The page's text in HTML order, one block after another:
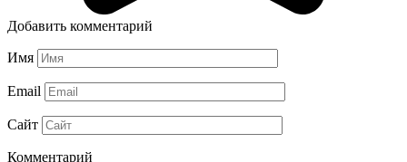
Добавить комментарий
Имя
Email
Сайт
Комментарий